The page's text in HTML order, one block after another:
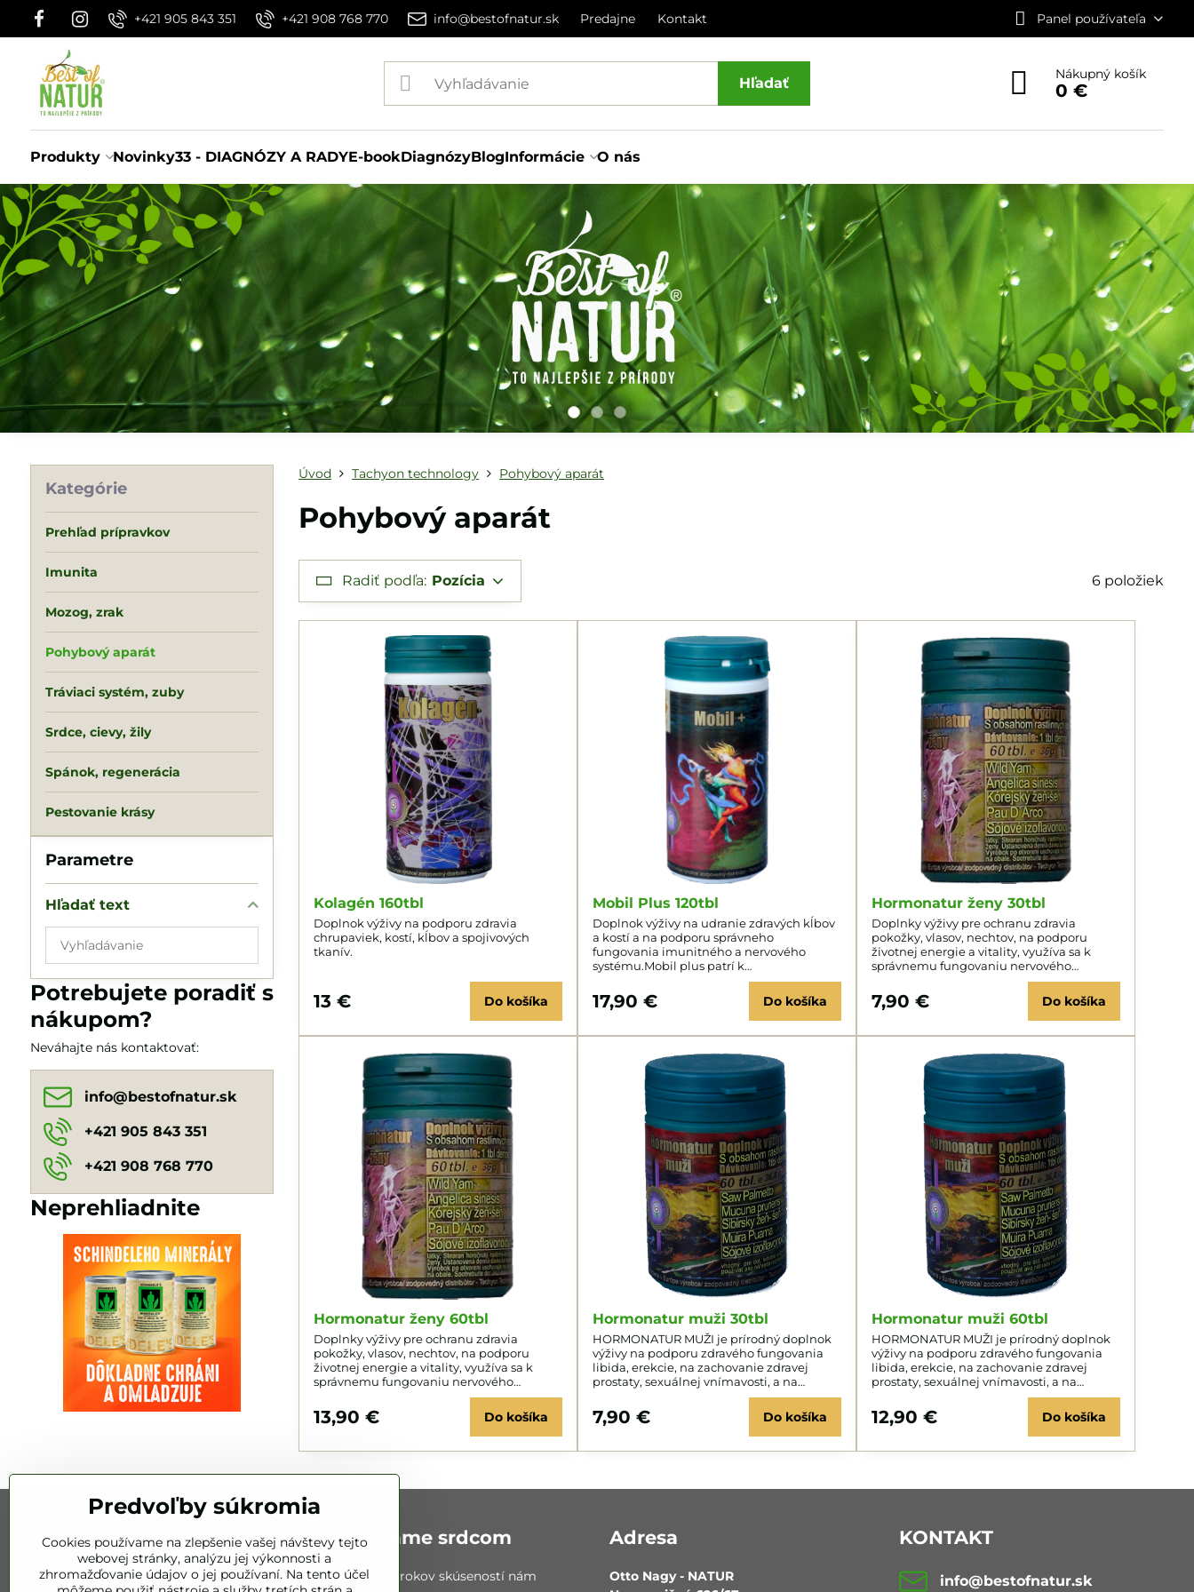
+421 905 843 351 +421 908 768 770 info@bestofnatur.sk Predajne Kontakt Panel používateľa
Hľadať
Nákupný košík
0 €
Produkty Novinky33 - DIAGNÓZY A RADYE-bookDiagnózyBlogInformácie O nás
Úvod Tachyon technology Pohybový aparát
Pohybový aparát
Radiť podľa: Pozícia 6 položiek
Kolagén 160tbl
Doplnok výživy na podporu zdravia
chrupaviek, kostí, kĺbov a spojivových
tkanív.
13 € Do košíka
Mobil Plus 120tbl
Doplnok výživy na udranie zdravých kĺbov
a kostí a na podporu správneho
fungovania imunitného a nervového
systému.Mobil plus patrí k
najpredávanejším produktom overeným
veľkým množstvom spokojných
zákazníkov.
17,90 € Do košíka
Hormonatur ženy 30tbl
Doplnky výživy pre ochranu zdravia
pokožky, vlasov, nechtov, na podporu
životnej energie a vitality, využíva sa k
správnemu fungovaniu nervového
7,90 € Do košíka
Hormonatur ženy 60tbl
Doplnky výživy pre ochranu zdravia
pokožky, vlasov, nechtov, na podporu
životnej energie a vitality, využíva sa k
správnemu fungovaniu nervového
13,90 € Do košíka
Hormonatur muži 30tbl
HORMONATUR MUŽI je prírodný doplnok
výživy na podporu zdravého fungovania
libida, erekcie, na zachovanie zdravej
prostaty, sexuálnej vnímavosti, a na
udržanie zdravej hladiny cukru v krvi.
7,90 € Do košíka
Hormonatur muži 60tbl
HORMONATUR MUŽI je prírodný doplnok
výživy na podporu zdravého fungovania
libida, erekcie, na zachovanie zdravej
prostaty, sexuálnej vnímavosti, a na
udržanie zdravej hladiny cukru v krvi.
12,90 € Do košíka
Parametre
Hľadať text
Prehľadať
výsledky
filtra
fulltextom
Potrebujete poradiť s
nákupom?
Neváhajte nás kontaktovať:
info​@bestofnatur​.sk
+421 905 843 351
+421 908 768 770
Kategórie
Prehľad prípravkov
Imunita
Mozog, zrak
Pohybový aparát
Tráviaci systém, zuby
Srdce, cievy, žily
Spánok, regenerácia
Pestovanie krásy
Neprehliadnite
Podnikáme srdcom
Bez mála 20 rokov skúseností nám
Adresa
Otto Nagy - NATUR
KONTAKT
info​@bestofnatur​.sk
Predvoľby súkromia
Cookies používame na zlepšenie vašej návštevy tejto
webovej stránky, analýzu jej výkonnosti a
zhromažďovanie údajov o jej používaní. Na tento účel